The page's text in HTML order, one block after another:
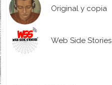
Original y copia
Web Side Stories